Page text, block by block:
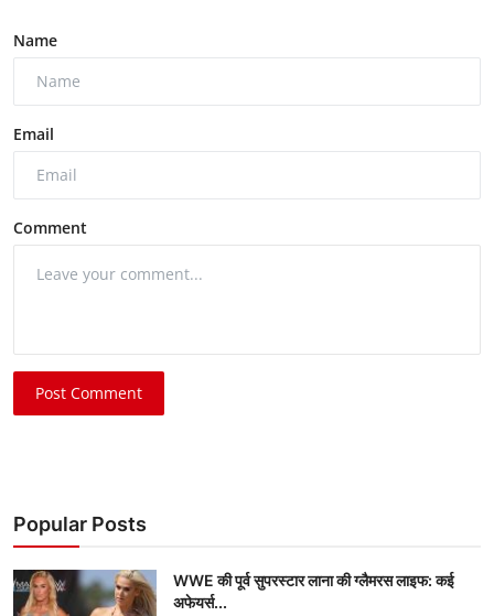
Name
Email
Comment
Post Comment
Popular Posts
WWE की पूर्व सुपरस्टार लाना की ग्लैमरस लाइफ: कई
अफेयर्स...